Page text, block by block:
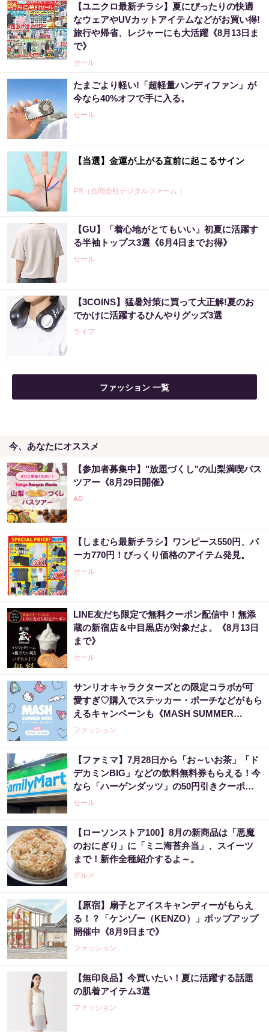
【ユニクロ最新チラシ】夏にぴったりの快適
なウェアやUVカットアイテムなどがお買い得!
旅行や帰省、レジャーにも大活躍《8月13日ま
で》
セール
たまごより軽い!「超軽量ハンディファン」が
今なら40%オフで手に入る。
セール
【当選】金運が上がる直前に起こるサイン
PR（合同会社デジタルファーム ）
「これから株価はこうやって動いていく」世
界的に活躍した天才投資家が暴露
PR（Acoco.）
【昭和43年以前生まれはロト６この数字を買
うべき】6つの数字が「完全一致」する方...
PR（株式会社MURA）
宝くじ当たる人だけが気づいている違い
世界トップクラスの市場分析が導き出した事
実「今すぐ暴落相場に備えて下さい」
PR（Acoco.）
い実は“ここ”でした
PR（合同会社デジタルファーム ）
【GU】「着心地がとてもいい」初夏に活躍す
る半袖トップス3選《6月4日までお得》
セール
【3COINS】猛暑対策に買って大正解!夏のお
でかけに活躍するひんやりグッズ3選
ライフ
ファッション 一覧
今、あなたにオススメ
【参加者募集中】"放題づくし"の山梨満喫バス
ツアー《8月29日開催》
【しまむら最新チラシ】ワンピース550円、パ
ーカ770円！びっくり価格のアイテム発見。
セール
LINE友だち限定で無料クーポン配信中！無添
蔵の新宿店＆中目黒店が対象だよ。《8月13日
まで》
セール
サンリオキャラクターズとの限定コラボが可
愛すぎ♡購入でステッカー・ポーチなどがもら
えるキャンペーンも《MASH SUMMER
WEEK 2026》
ファッション
【ファミマ】7月28日から「お～いお茶」「ド
デカミンBIG」などの飲料無料券もらえる！今
なら「ハーゲンダッツ」の50円引きクーポン
も。
セール
【ローソンストア100】8月の新商品は「悪魔
のおにぎり」に「ミニ海苔弁当」、スイーツ
まで！新作全種紹介するよ～。
グルメ
【原宿】扇子とアイスキャンディーがもらえ
る！？「ケンゾー（KENZO）」ポップアップ
開催中《8月9日まで》
ファッション
【無印良品】今買いたい！夏に活躍する話題
の肌着アイテム3選
ファッション